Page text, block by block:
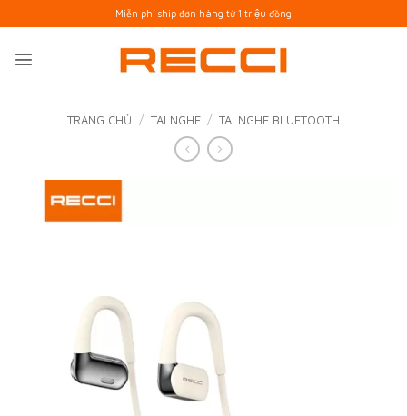
qua
nội
Miễn phí ship đơn hàng từ 1 triệu đồng
TRANG CHỦ / TAI NGHE / TAI NGHE BLUETOOTH